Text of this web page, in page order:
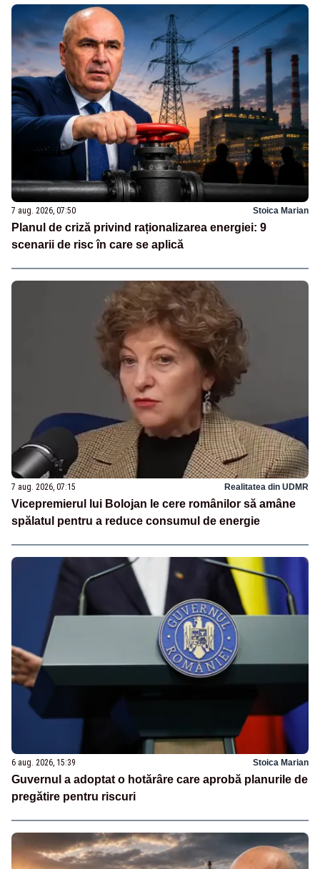
7 aug. 2026, 07:50 Stoica Marian
Planul de criză privind raționalizarea energiei: 9
scenarii de risc în care se aplică
7 aug. 2026, 07:15 Realitatea din UDMR
Vicepremierul lui Bolojan le cere românilor să amâne
spălatul pentru a reduce consumul de energie
6 aug. 2026, 15:39 Stoica Marian
Guvernul a adoptat o hotărâre care aprobă planurile de
pregătire pentru riscuri